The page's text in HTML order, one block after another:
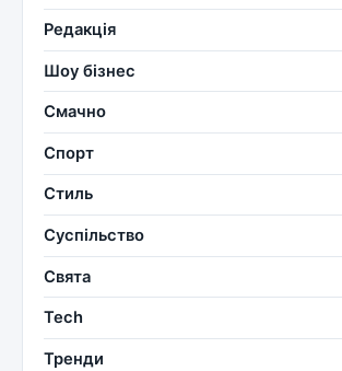
Редакція
Шоу бізнес
Смачно
Спорт
Стиль
Суспільство
Свята
Tech
Тренди